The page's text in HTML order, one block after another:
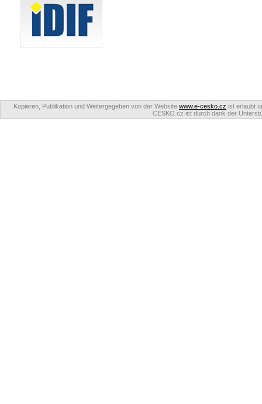
Kopieren, Publikation und Weitergegeben von der Website www.e-cesko.cz ist erlaubt
CESKO.cz ist durch dank der